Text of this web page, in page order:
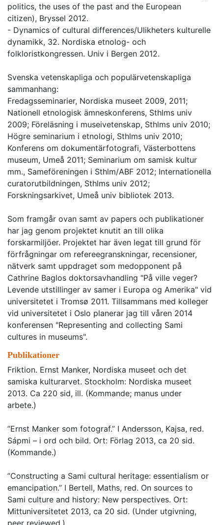
politics, the uses of the past and the European
citizen), Bryssel 2012.
- Dynamics of cultural differences/Ulikheters kulturelle
dynamikk, 32. Nordiska etnolog- och
folkloristkongressen. Univ i Bergen 2012.
Svenska vetenskapliga och populärvetenskapliga
sammanhang:
Fredagsseminarier, Nordiska museet 2009, 2011;
Nationell etnologisk ämneskonferens, Sthlms univ
2009; Föreläsning i museivetenskap, Sthlms univ 2010;
Högre seminarium i etnologi, Sthlms univ 2010;
Konferens om dokumentärfotografi, Västerbottens
museum, Umeå 2011; Seminarium om samisk kultur
mm., Sameföreningen i Sthlm/ABF 2012; Internationella
curatorutbildningen, Sthlms univ 2012;
Forskningsarkivet, Umeå univ bibliotek 2013.
Som framgår ovan samt av papers och publikationer
har jag genom projektet knutit an till olika
forskarmiljöer. Projektet har även legat till grund för
förfrågningar om refereegranskningar, recensioner,
nätverk samt uppdraget som medopponent på
Cathrine Baglos doktorsavhandling "På ville veger?
Levende utstillinger av samer i Europa og Amerika" vid
universitetet i Tromsø 2011. Tillsammans med kolleger
vid universitetet i Oslo planerar jag till våren 2014
konferensen "Representing and collecting Sami
cultures in museums".
Publikationer
Friktion. Ernst Manker, Nordiska museet och det
samiska kulturarvet. Stockholm: Nordiska museet
2013. Ca 220 sid, ill. (Kommande; manus under
arbete.)
”Ernst Manker som fotograf.” I Andersson, Kajsa, red.
Sápmi – i ord och bild. Ort: Förlag 2013, ca 20 sid.
(Kommande.)
”Constructing a Sami cultural heritage: essentialism or
emancipation.” I Bertell, Maths, red. On sources to
Sami culture and history: New perspectives. Ort:
Mittuniversitetet 2013, ca 20 sid. (Under utgivning,
peer reviewed.)